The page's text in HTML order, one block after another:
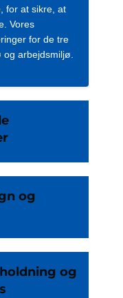
for at sikre, at
Vores
for de tre
arbejdsmiljø.
og
og